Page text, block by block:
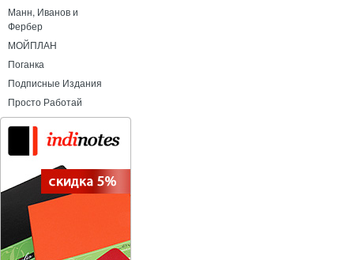
Манн, Иванов и
Фербер
МОЙПЛАН
Поганка
Подписные Издания
Просто Работай